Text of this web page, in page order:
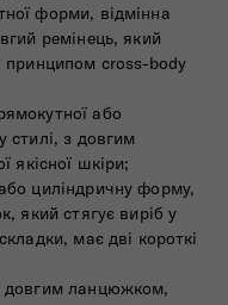
форми, відмінна
ремінець, який
принципом cross-body
або
стилі, з довгим
якісної шкіри;
циліндричну форму,
який стягує виріб у
має дві короткі
довгим ланцюжком,